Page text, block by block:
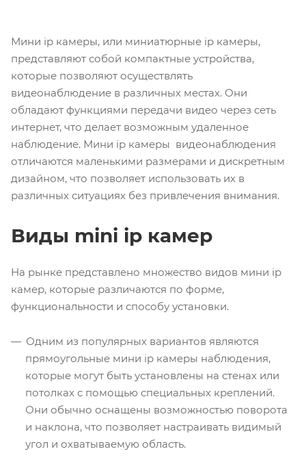
Мини ip камеры, или миниатюрные ip камеры,
представляют собой компактные устройства,
которые позволяют осуществлять
видеонаблюдение в различных местах. Они
обладают функциями передачи видео через сеть
интернет, что делает возможным удаленное
наблюдение. Мини ip камеры видеонаблюдения
отличаются маленькими размерами и дискретным
дизайном, что позволяет использовать их в
различных ситуациях без привлечения внимания.
Виды mini ip камер
На рынке представлено множество видов мини ip
камер, которые различаются по форме,
функциональности и способу установки.
Одним из популярных вариантов являются
прямоугольные мини ip камеры наблюдения,
которые могут быть установлены на стенах или
потолках с помощью специальных креплений.
Они обычно оснащены возможностью поворота
и наклона, что позволяет настраивать видимый
угол и охватываемую область.